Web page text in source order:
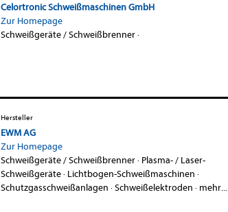
Celortronic Schweißmaschinen GmbH
Zur Homepage
Schweißgeräte / Schweißbrenner·
Hersteller
EWM AG
Zur Homepage
Schweißgeräte / Schweißbrenner· Plasma- / Laser-
Schweißgeräte· Lichtbogen-Schweißmaschinen ·
Schutzgasschweißanlagen ·Schweißelektroden · mehr...